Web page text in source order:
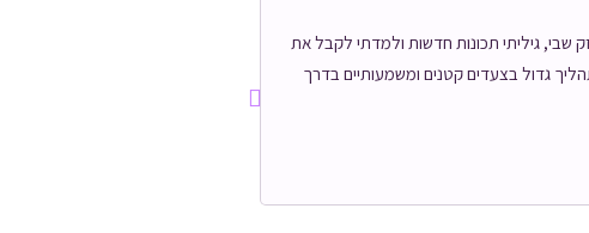
שבי, גיליתי תכונות חדשות ולמדתי לקבל את
גדול בצעדים קטנים ומשמעותיים בדרך
הקודם